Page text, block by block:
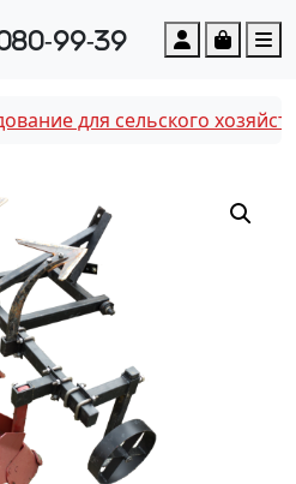
99-39 Account
Cart
для сельского